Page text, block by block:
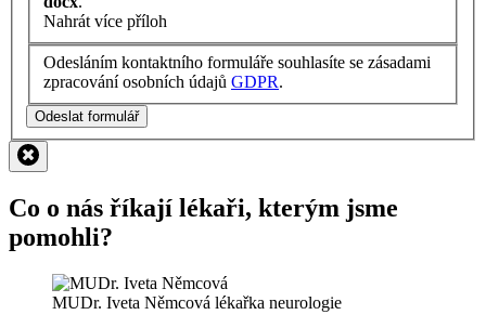
Nahrát více příloh
Odesláním kontaktního formuláře souhlasíte se zásadami
zpracování osobních údajů GDPR.
Odeslat formulář
Co o nás říkají lékaři, kterým jsme
pomohli?
MUDr. Iveta Němcová lékařka neurologie